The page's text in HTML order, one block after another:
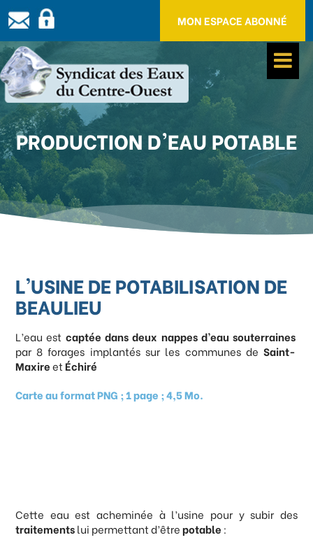
Panneau de gestion des cookies
MON ESPACE ABONNÉ
PRODUCTION D'EAU POTABLE
L'USINE DE POTABILISATION DE
BEAULIEU
L’eau est captée dans deux nappes d’eau souterraines
par 8 forages implantés sur les communes deSaint-
MaxireetÉchiré
Carte au format PNG ; 1 page ; 4,5 Mo.
Cette eau est acheminée à l’usine pour y subir des
traitementslui permettant d’êtrepotable :